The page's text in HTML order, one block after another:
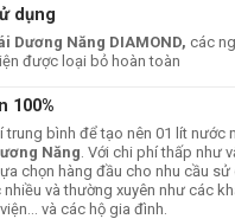
dụng
Dương Năng DIAMOND, các
được loại bỏ hoàn toàn
100%
trung bình để tạo nên 01 lít nước
Năng . Với chi phí thấp như
chọn hàng đầu cho nhu cầu sử
và thường xuyên như các
và các hộ gia đình.